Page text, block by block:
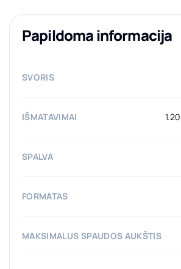
Papildoma informacija
SVORIS
IŠMATAVIMAI
SPALVA
FORMATAS
MAKSIMALUS SPAUDOS AUKŠTIS